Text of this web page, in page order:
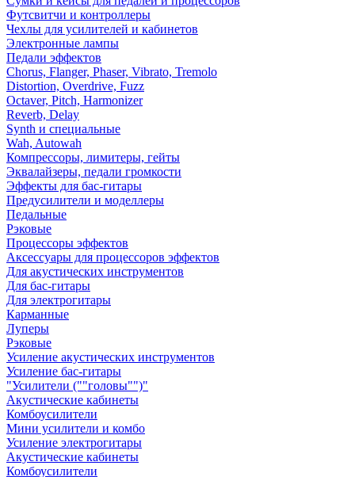
Футсвитчи и контроллеры
Чехлы для усилителей и кабинетов
Электронные лампы
Педали эффектов
Chorus, Flanger, Phaser, Vibrato, Tremolo
Distortion, Overdrive, Fuzz
Octaver, Pitch, Harmonizer
Reverb, Delay
Synth и специальные
Wah, Autowah
Компрессоры, лимитеры, гейты
Эквалайзеры, педали громкости
Эффекты для бас-гитары
Предусилители и моделлеры
Педальные
Рэковые
Процессоры эффектов
Аксессуары для процессоров эффектов
Для акустических инструментов
Для бас-гитары
Для электрогитары
Карманные
Луперы
Рэковые
Усиление акустических инструментов
Усиление бас-гитары
"Усилители (""головы"")"
Акустические кабинеты
Комбоусилители
Мини усилители и комбо
Усиление электрогитары
Акустические кабинеты
Комбоусилители